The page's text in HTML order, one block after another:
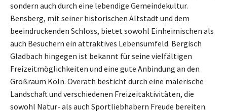
sondern auch durch eine lebendige Gemeindekultur.
Bensberg, mit seiner historischen Altstadt und dem
beeindruckenden Schloss, bietet sowohl Einheimischen als
auch Besuchern ein attraktives Lebensumfeld. Bergisch
Gladbach hingegen ist bekannt für seine vielfältigen
Freizeitmöglichkeiten und eine gute Anbindung an den
Großraum Köln. Overath besticht durch eine malerische
Landschaft und verschiedenen Freizeitaktivitäten, die
sowohl Natur- als auch Sportliebhabern Freude bereiten.